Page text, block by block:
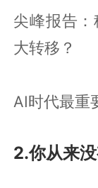
尖峰报告
大转移？
AI时代最重
2.你从来